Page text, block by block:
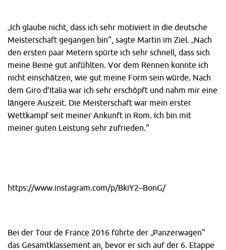
„Ich glaube nicht, dass ich sehr motiviert in die deutsche
Meisterschaft gegangen bin“, sagte Martin im Ziel. „Nach
den ersten paar Metern spürte ich sehr schnell, dass sich
meine Beine gut anfühlten. Vor dem Rennen konnte ich
nicht einschätzen, wie gut meine Form sein würde. Nach
dem Giro d’Italia war ich sehr erschöpft und nahm mir eine
längere Auszeit. Die Meisterschaft war mein erster
Wettkampf seit meiner Ankunft in Rom. Ich bin mit
meiner guten Leistung sehr zufrieden.“
https://www.instagram.com/p/BkiY2–BonG/
Bei der Tour de France 2016 führte der „Panzerwagen“
das Gesamtklassement an, bevor er sich auf der 6. Etappe